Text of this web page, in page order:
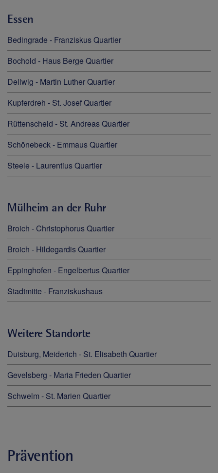
Essen
Bedingrade - Franziskus Quartier
Bochold - Haus Berge Quartier
Dellwig - Martin Luther Quartier
Kupferdreh - St. Josef Quartier
Rüttenscheid - St. Andreas Quartier
Schönebeck - Emmaus Quartier
Steele - Laurentius Quartier
Mülheim an der Ruhr
Broich - Christophorus Quartier
Broich - Hildegardis Quartier
Eppinghofen - Engelbertus Quartier
Stadtmitte - Franziskushaus
Weitere Standorte
Duisburg, Meiderich - St. Elisabeth Quartier
Gevelsberg - Maria Frieden Quartier
Schwelm - St. Marien Quartier
Prävention